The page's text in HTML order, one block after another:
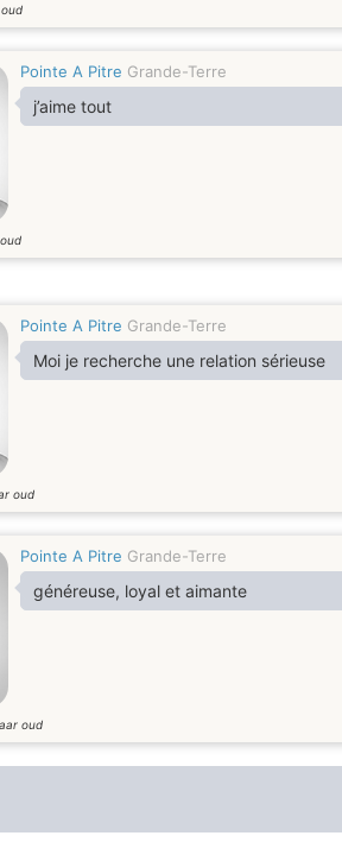
Pointe A Pitre Grande-Terre
j’aime tout
Pointe A Pitre Grande-Terre
Moi je recherche une relation sérieuse
oud
Pointe A Pitre Grande-Terre
généreuse, loyal et aimante
oud